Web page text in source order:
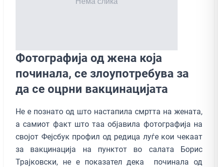
Фотографија од жена која
починала, се злоупотребува за
да се оцрни вакцинацијата
Не е познато од што настапила смртта на жената,
а самиот факт што таа објавила фотографија на
својот Фејсбук профил од редица луѓе кои чекаат
за вакцинација на пунктот во салата Борис
Трајковски, не е показател дека починала од